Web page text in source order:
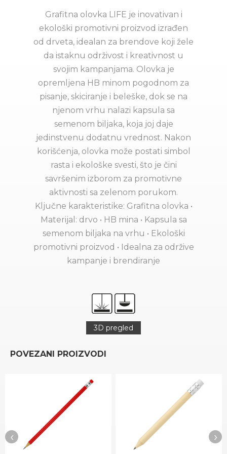
Grafitna olovka LIFE je inovativan i
ekološki promotivni proizvod izrađen
od drveta, idealan za brendove koji žele
da istaknu održivost i kreativnost u
svojim kampanjama. Olovka je
opremljena HB minom pogodnom za
pisanje, skiciranje i beleške, dok se na
njenom vrhu nalazi kapsula sa
semenom biljaka, koja joj daje
jedinstvenu dodatnu vrednost. Nakon
korišćenja, olovka može postati simbol
rasta i ekološke svesti, što je čini
savršenim izborom za promotivne
aktivnosti sa zelenom porukom.
Ključne karakteristike: Grafitna olovka •
Materijal: drvo • HB mina • Kapsula sa
semenom biljaka na vrhu • Ekološki
promotivni proizvod • Idealna za održive
kampanje i brendiranje
3D pregled
POVEZANI PROIZVODI
‹ ›